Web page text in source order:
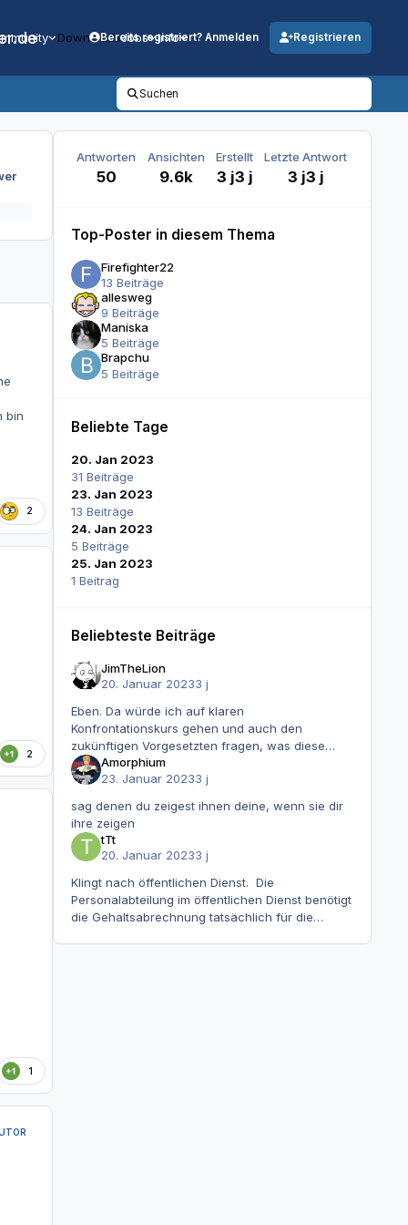
DownloadsJobs Info
Bereits registriert? Anmelden Registrieren
Suchen
bin
2
2
1
Antworten
50
Ansichten
9.6k
Erstellt
3 j3 j
Letzte Antwort
3 j3 j
Top-Poster in diesem Thema
Firefighter22
13 Beiträge
allesweg
9 Beiträge
Maniska
5 Beiträge
Brapchu
5 Beiträge
Beliebte Tage
20. Jan 2023
31 Beiträge
23. Jan 2023
13 Beiträge
24. Jan 2023
5 Beiträge
25. Jan 2023
1 Beitrag
Beliebteste Beiträge
JimTheLion
20. Januar 20233 j
Eben. Da würde ich auf klaren
Konfrontationskurs gehen und auch den
zukünftigen Vorgesetzten fragen, was diese
Scheiße denn soll.
Amorphium
23. Januar 20233 j
sag denen du zeigest ihnen deine, wenn sie dir
ihre zeigen
tTt
20. Januar 20233 j
Klingt nach öffentlichen Dienst. Die
Personalabteilung im öffentlichen Dienst benötigt
die Gehaltsabrechnung tatsächlich für die